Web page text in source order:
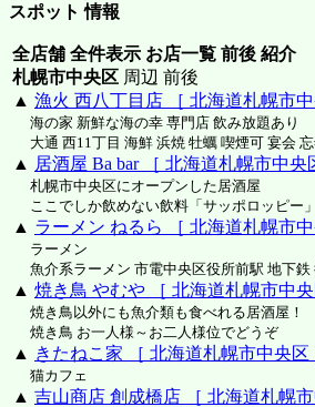
スポット 情報
全店舗 全件表示 お店一覧 前後 紹介
札幌市中央区 周辺 前後
▲ 漁火 西八丁目店 ［ 北海道札幌市中
海の家 新鮮な海の幸 専門店 飲み放題あり
大通 西11丁目 海鮮 浜焼 牡蠣 喫煙可 宴会
▲ 居酒屋 Ba bar ［ 北海道札幌市中央
札幌市中央区にオープンした居酒屋
ここでしか飲めない飲料「サッポロッピー
▲ ラーメン ねるら ［ 北海道札幌市中
ラーメン
魚介系ラーメン 市電中央区役所前駅 地下鉄
▲ 焼き鳥 やむや ［ 北海道札幌市中央
焼き鳥以外にも魚介類も食べれる居酒屋！
焼き鳥 お一人様～お二人様位でどうぞ
▲ きたねこ家 ［ 北海道札幌市中央区
猫カフェ
▲ 吉山商店 創成橋店 ［ 北海道札幌市